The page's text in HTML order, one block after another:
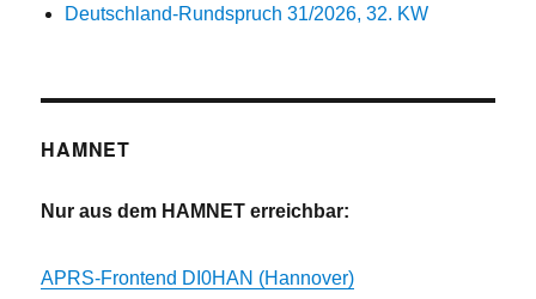
Deutschland-Rundspruch 31/2026, 32. KW
HAMNET
Nur aus dem HAMNET erreichbar:
APRS-Frontend DI0HAN (Hannover)